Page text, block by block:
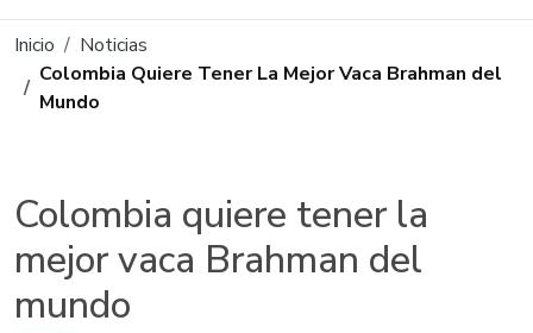
Ruta de navegación
Inicio
Noticias
Colombia Quiere Tener La Mejor Vaca Brahman del
Mundo
Colombia quiere tener la
mejor vaca Brahman del
mundo